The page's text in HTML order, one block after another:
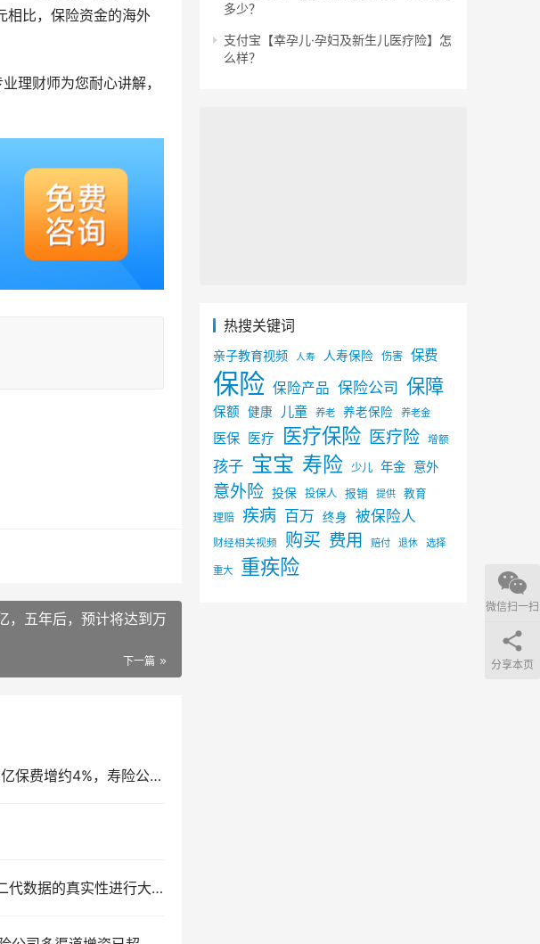
相比，保险资金的海外
理财师为您耐心讲解，
，五年后，预计将达到万
下一篇
公司保费分化、开门红表现优于预期
数据的真实性进行大检查
多少？
支付宝【幸孕儿·孕妇及新生儿医疗险】怎
么样？
热搜关键词
亲子教育视频 人寿 人寿保险 伤害 保费
保险 保险产品 保险公司 保障
保额 健康 儿童 养老 养老保险 养老金
医保 医疗 医疗保险 医疗险
孩子 宝宝 寿险 少儿 年金 意外
意外险 投保
微信扫一扫
分享本页